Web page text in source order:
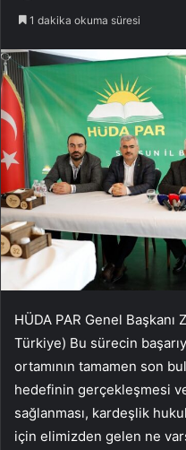
1 dakika okuma süresi
HÜDA PAR Genel Başkanı
Türkiye) Bu sürecin
ortamının tamamen son
hedefinin gerçekleşmesi
sağlanması, kardeşlik
için elimizden gelen ne